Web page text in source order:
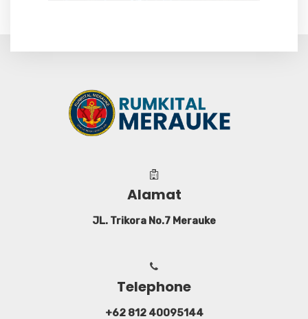
Alamat
JL. Trikora No.7 Merauke
Telephone
+62 812 40095144
Silahkan klik dibawah ini untuk menghubungi
kami melalui WhatsApp